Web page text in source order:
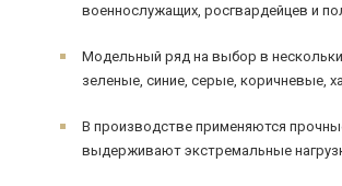
военнослужащих, росгвардейцев и
Модельный ряд на выбор в
зеленые, синие, серые, коричневые,
В производстве применяются
выдерживают экстремальные